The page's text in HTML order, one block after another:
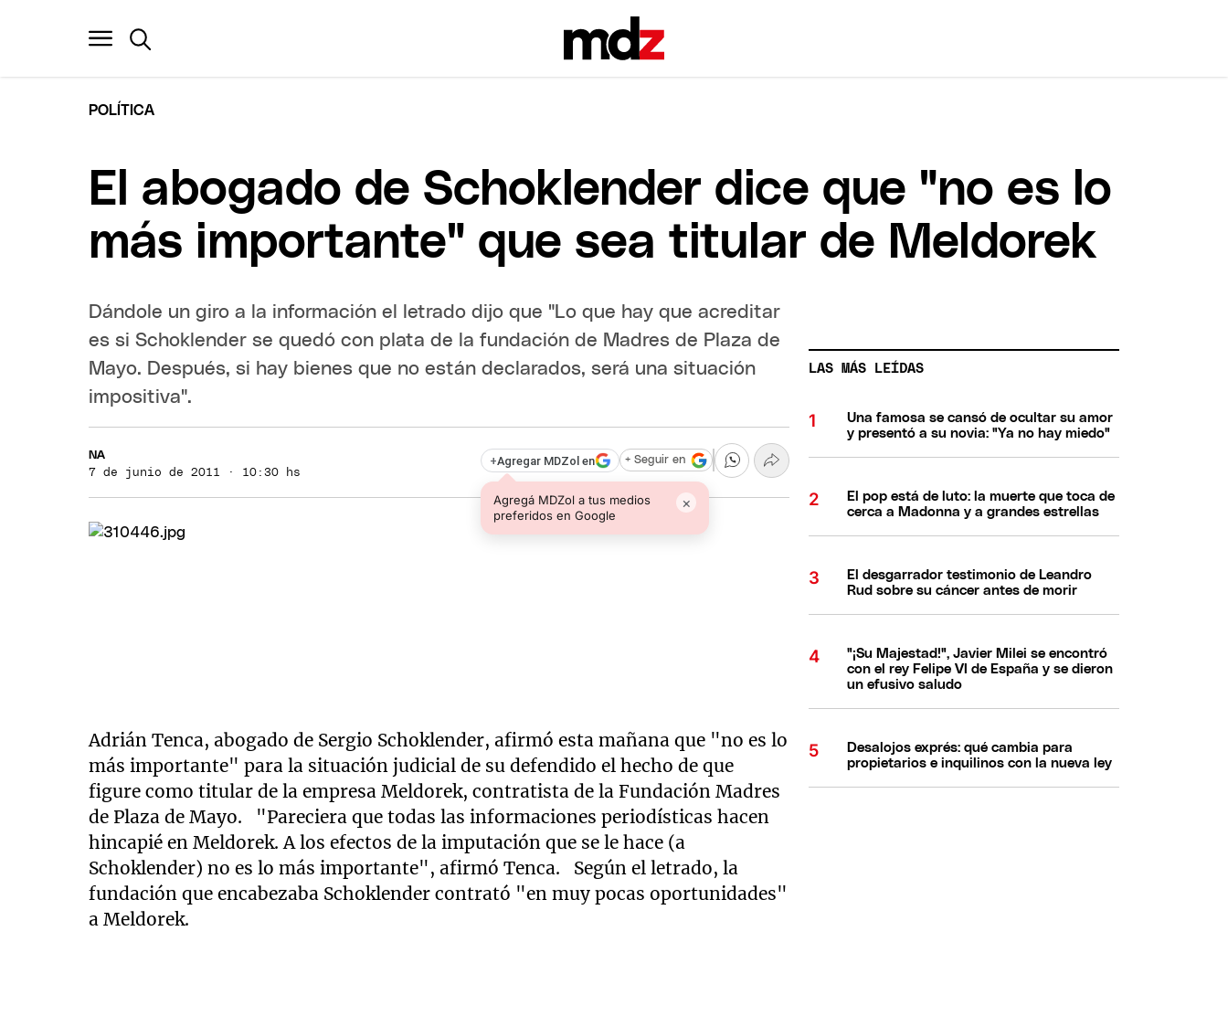
POLÍTICA
El abogado de Schoklender dice que "no es lo
más importante" que sea titular de Meldorek
Dándole un giro a la información el letrado dijo que "Lo que hay que acreditar
es si Schoklender se quedó con plata de la fundación de Madres de Plaza de
Mayo. Después, si hay bienes que no están declarados, será una situación
impositiva".
NA
7 de junio de 2011 · 10:30 hs
+Agregar MDZol en
Agregá MDZol a tus medios
preferidos en Google
×
+ Seguir en
Adrián Tenca, abogado de Sergio Schoklender, afirmó esta mañana que "no es lo
más importante" para la situación judicial de su defendido el hecho de que
figure como titular de la empresa Meldorek, contratista de la Fundación Madres
de Plaza de Mayo. "Pareciera que todas las informaciones periodísticas hacen
hincapié en Meldorek. A los efectos de la imputación que se le hace (a
Schoklender) no es lo más importante", afirmó Tenca. Según el letrado, la
fundación que encabezaba Schoklender contrató "en muy pocas oportunidades"
a Meldorek.
LAS MÁS LEÍDAS
Una famosa se cansó de ocultar su amor
y presentó a su novia: "Ya no hay miedo"
El pop está de luto: la muerte que toca de
cerca a Madonna y a grandes estrellas
El desgarrador testimonio de Leandro
Rud sobre su cáncer antes de morir
"¡Su Majestad!", Javier Milei se encontró
con el rey Felipe VI de España y se dieron
un efusivo saludo
Desalojos exprés: qué cambia para
propietarios e inquilinos con la nueva ley